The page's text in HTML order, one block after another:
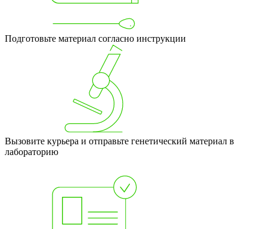
Подготовьте материал согласно инструкции
Вызовите курьера и отправьте генетический материал в
лабораторию